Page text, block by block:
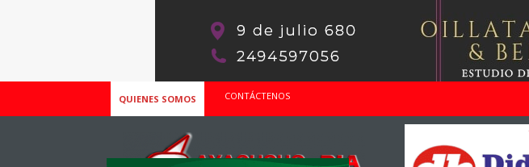
QUIENES SOMOS CONTÁCTENOS